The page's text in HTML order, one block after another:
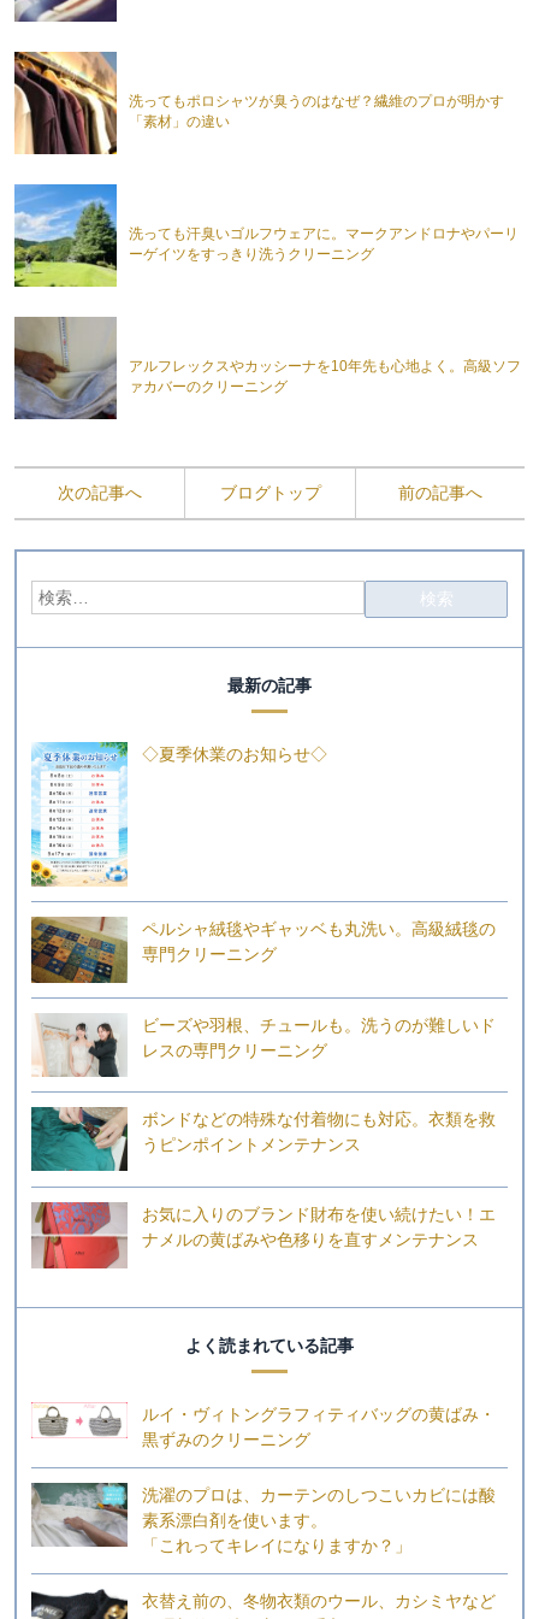
洗ってもポロシャツが臭うのはなぜ？繊維のプロが明かす
「素材」の違い
洗っても汗臭いゴルフウェアに。マークアンドロナやパーリ
ーゲイツをすっきり洗うクリーニング
アルフレックスやカッシーナを10年先も心地よく。高級ソフ
ァカバーのクリーニング
次の記事へ ブログトップ 前の記事へ
最新の記事
◇夏季休業のお知らせ◇
ペルシャ絨毯やギャッベも丸洗い。高級絨毯の
専門クリーニング
ビーズや羽根、チュールも。洗うのが難しいド
レスの専門クリーニング
ボンドなどの特殊な付着物にも対応。衣類を救
うピンポイントメンテナンス
お気に入りのブランド財布を使い続けたい！エ
ナメルの黄ばみや色移りを直すメンテナンス
よく読まれている記事
ルイ・ヴィトングラフィティバッグの黄ばみ・
黒ずみのクリーニング
洗濯のプロは、カーテンのしつこいカビには酸
素系漂白剤を使います。
「これってキレイになりますか？」
衣替え前の、冬物衣類のウール、カシミヤなど